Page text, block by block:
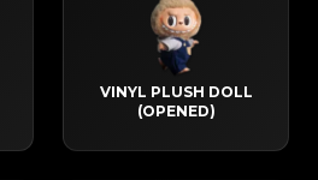
VINYL PLUSH DOLL
(OPENED)